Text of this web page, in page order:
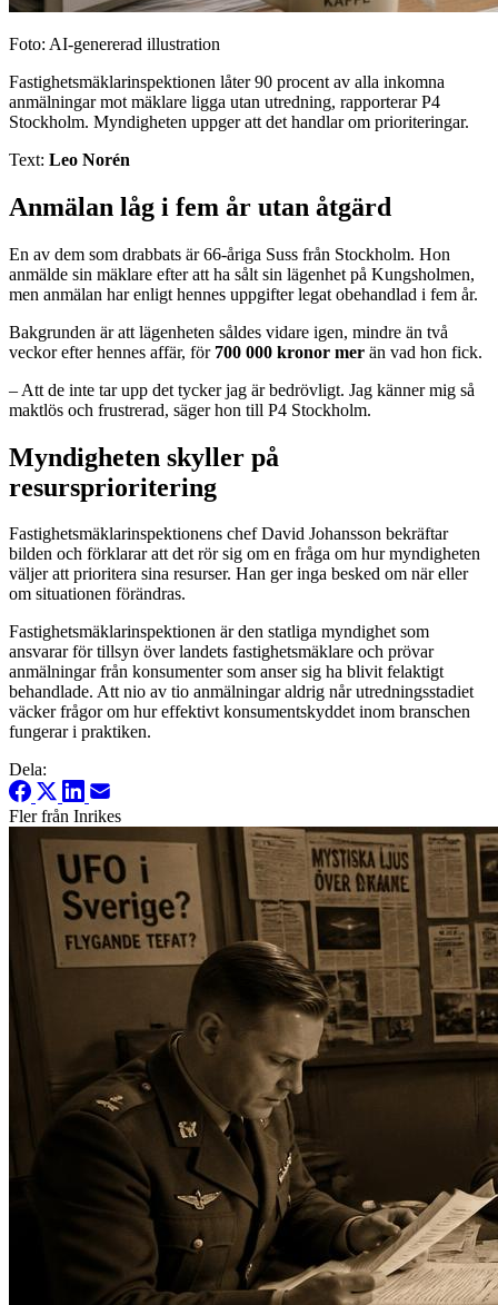
Foto: AI-genererad illustration
Fastighetsmäklarinspektionen låter 90 procent av alla inkomna
anmälningar mot mäklare ligga utan utredning, rapporterar P4
Stockholm. Myndigheten uppger att det handlar om prioriteringar.
Text: Leo Norén
Anmälan låg i fem år utan åtgärd
En av dem som drabbats är 66-åriga Suss från Stockholm. Hon
anmälde sin mäklare efter att ha sålt sin lägenhet på Kungsholmen,
men anmälan har enligt hennes uppgifter legat obehandlad i fem år.
Bakgrunden är att lägenheten såldes vidare igen, mindre än två
veckor efter hennes affär, för 700 000 kronor mer än vad hon fick.
– Att de inte tar upp det tycker jag är bedrövligt. Jag känner mig så
maktlös och frustrerad, säger hon till P4 Stockholm.
Myndigheten skyller på
resursprioritering
Fastighetsmäklarinspektionens chef David Johansson bekräftar
bilden och förklarar att det rör sig om en fråga om hur myndigheten
väljer att prioritera sina resurser. Han ger inga besked om när eller
om situationen förändras.
Fastighetsmäklarinspektionen är den statliga myndighet som
ansvarar för tillsyn över landets fastighetsmäklare och prövar
anmälningar från konsumenter som anser sig ha blivit felaktigt
behandlade. Att nio av tio anmälningar aldrig når utredningsstadiet
väcker frågor om hur effektivt konsumentskyddet inom branschen
fungerar i praktiken.
Dela:
Fler från Inrikes